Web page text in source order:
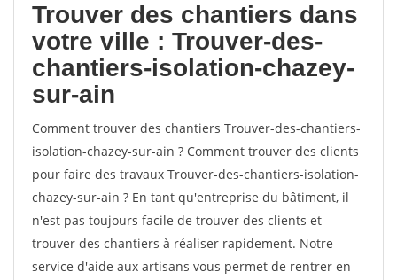
Trouver des chantiers dans
votre ville : Trouver-des-
chantiers-isolation-chazey-
sur-ain
Comment trouver des chantiers Trouver-des-chantiers-
isolation-chazey-sur-ain ? Comment trouver des clients
pour faire des travaux Trouver-des-chantiers-isolation-
chazey-sur-ain ? En tant qu'entreprise du bâtiment, il
n'est pas toujours facile de trouver des clients et
trouver des chantiers à réaliser rapidement. Notre
service d'aide aux artisans vous permet de rentrer en